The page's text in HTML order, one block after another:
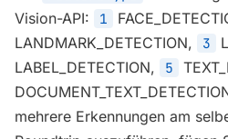
Vision-API:
1
LANDMARK_DETECTION, 3
LABEL_DETECTION, 5
mehrere Erkennungen am